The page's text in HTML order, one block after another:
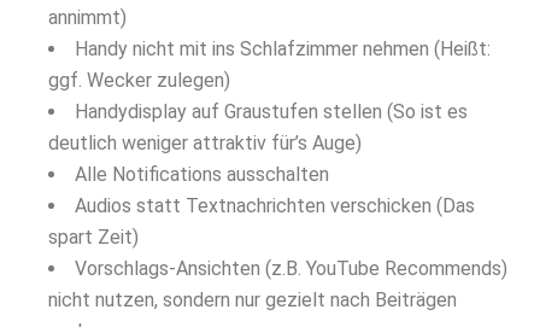
annimmt)
Handy nicht mit ins Schlafzimmer nehmen (Heißt:
ggf. Wecker zulegen)
Handydisplay auf Graustufen stellen (So ist es
deutlich weniger attraktiv für’s Auge)
Alle Notifications ausschalten
Audios statt Textnachrichten verschicken (Das
spart Zeit)
Vorschlags-Ansichten (z.B. YouTube Recommends)
nicht nutzen, sondern nur gezielt nach Beiträgen